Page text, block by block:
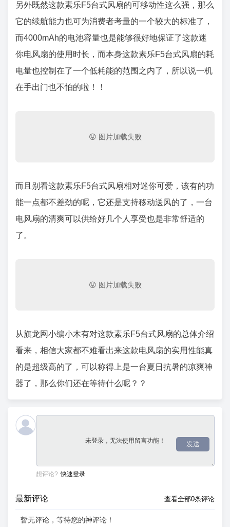
另外既然这款素乐F5台式风扇的可移动性这么强，那么
它的续航能力也可为消费者考量的一个较大的标准了，
而4000mAh的电池容量也是能够很好地保证了这款迷
你电风扇的使用时长，而本身这款素乐F5台式风扇的耗
电量也控制在了一个低耗能的范围之内了，所以说一机
在手出门也不怕的啦！！
而且别看这款素乐F5台式风扇相对迷你可爱，该有的功
能一点都不差劲的呢，它还是支持移动送风的了，一台
电风扇的清爽可以供给好几个人享受也是非常舒适的
了。
从旗龙网小编小木有对这款素乐F5台式风扇的总体介绍
看来，相信大家都不难看出来这款电风扇的实用性能真
的是超级高的了，可以称得上是一台夏日抗暑的凉爽神
器了，那么你们还在等待什么呢？？
发送
想评论? 快速登录
最新评论 查看全部0条评论
暂无评论，等待您的神评论！